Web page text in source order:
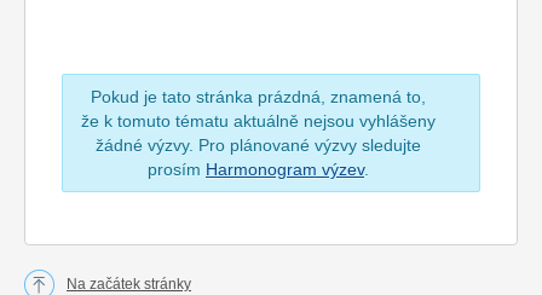
Pokud je tato stránka prázdná, znamená to,
že k tomuto tématu aktuálně nejsou vyhlášeny
žádné výzvy. Pro plánované výzvy sledujte
prosím Harmonogram výzev.
Na začátek stránky